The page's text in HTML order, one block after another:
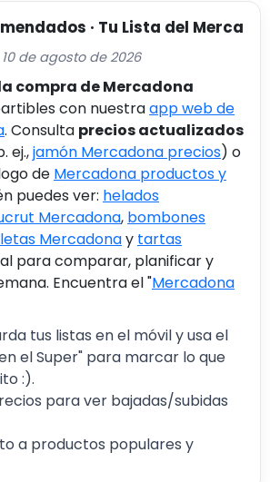
· Tu Lista del Merca
de agosto de 2026
compra de Mercadona
con nuestraapp web de
. Consulta precios actualizados
ej.,jamón Mercadona precios) o
de Mercadona productos y
puedes ver: helados
Mercadona, bombones
Mercadonay tartas
para comparar, planificar y
Encuentra el "Mercadona
tus listas en el móvil y usa el
el Super" para marcar lo que
:).
para ver bajadas/subidas
a productos populares y